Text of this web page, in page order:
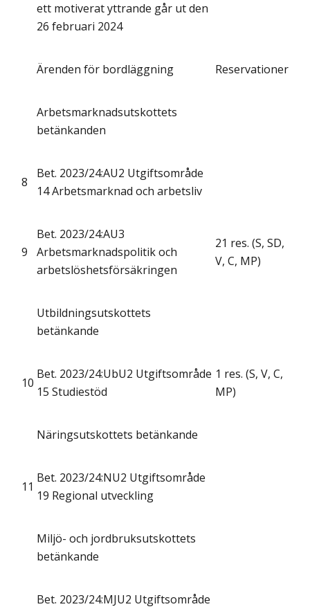
ett motiverat yttrande går ut den
26 februari 2024
Ärenden för bordläggning Reservationer
Arbetsmarknadsutskottets
betänkanden
8
Bet. 2023/24:AU2 Utgiftsområde
14 Arbetsmarknad och arbetsliv
9
Bet. 2023/24:AU3
Arbetsmarknadspolitik och
arbetslöshetsförsäkringen
21 res. (S, SD,
V, C, MP)
Utbildningsutskottets
betänkande
10
Bet. 2023/24:UbU2 Utgiftsområde
15 Studiestöd
1 res. (S, V, C,
MP)
Näringsutskottets betänkande
11
Bet. 2023/24:NU2 Utgiftsområde
19 Regional utveckling
Miljö- och jordbruksutskottets
betänkande
Bet. 2023/24:MJU2 Utgiftsområde